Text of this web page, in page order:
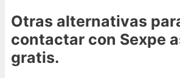
Otras alternativas
contactar con Sexpe
gratis.